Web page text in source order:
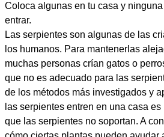
Coloca algunas en tu casa y
entrar.
Las serpientes son algunas de las
los humanos. Para mantenerlas
muchas personas crían gatos o
que no es adecuado para las
de los métodos más investigados y
las serpientes entren en una casa
que las serpientes no soportan. A